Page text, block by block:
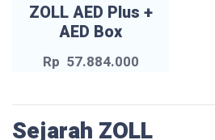
ZOLL AED Plus +
AED Box
Rp 57.884.000
Sejarah ZOLL